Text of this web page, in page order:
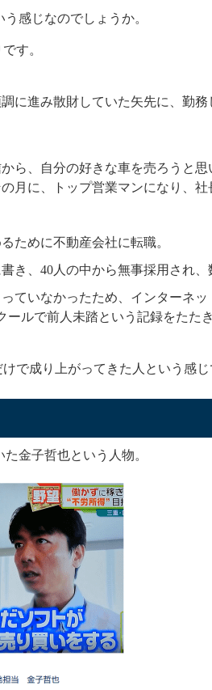
感じなのでしょうか。
す。
に進み散財していた矢先に、勤務
ら、自分の好きな車を売ろうと
月に、トップ営業マンになり、社
ために不動産会社に転職。
き、40人の中から無事採用され、
ていなかったため、インターネッ
ルで前人未踏という記録をたた
で成り上がってきた人という感じ
金子哲也という人物。